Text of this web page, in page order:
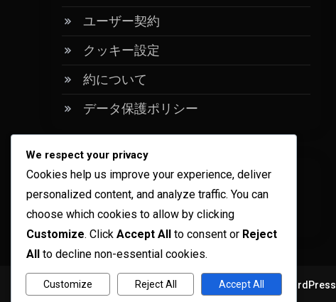
ユーザー契約
クッキー設定
約について
データ保護ポリシー
Language
Japanese▾
Copyright © ogma blog 2026 Proudly powered by WordPress
We respect your privacy
Cookies help us improve your experience, deliver
personalized content, and analyze traffic. You can
choose which cookies to allow by clicking
Customize. Click Accept All to consent or Reject
All to decline non-essential cookies.
Customize Reject All Accept All